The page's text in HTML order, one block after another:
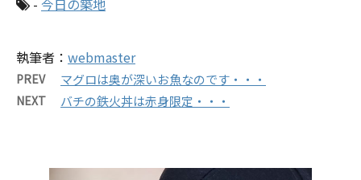
- 今日の築地
執筆者： webmaster
PREV マグロは奥が深いお魚なのです・・・
NEXT バチの鉄火丼は赤身限定・・・